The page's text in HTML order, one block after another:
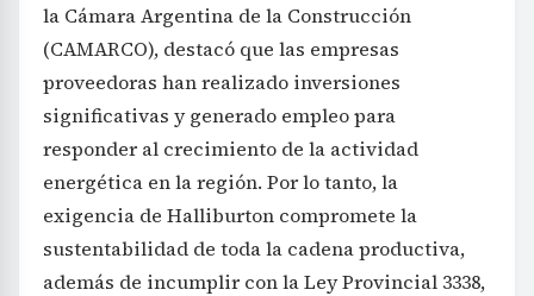
la Cámara Argentina de la Construcción
(CAMARCO), destacó que las empresas
proveedoras han realizado inversiones
significativas y generado empleo para
responder al crecimiento de la actividad
energética en la región. Por lo tanto, la
exigencia de Halliburton compromete la
sustentabilidad de toda la cadena productiva,
además de incumplir con la Ley Provincial 3338,